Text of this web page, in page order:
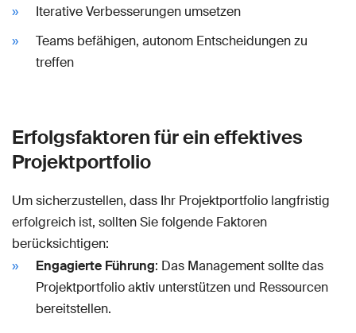
Iterative Verbesserungen umsetzen
Teams befähigen, autonom Entscheidungen zu
treffen
Erfolgsfaktoren für ein effektives
Projektportfolio
Um sicherzustellen, dass Ihr Projektportfolio langfristig
erfolgreich ist, sollten Sie folgende Faktoren
berücksichtigen:
Engagierte Führung: Das Management sollte das
Projektportfolio aktiv unterstützen und Ressourcen
bereitstellen.